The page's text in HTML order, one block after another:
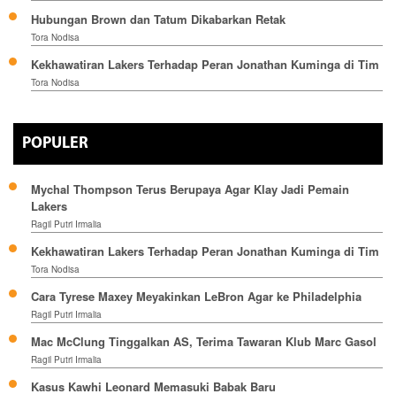
Hubungan Brown dan Tatum Dikabarkan Retak
Tora Nodisa
Kekhawatiran Lakers Terhadap Peran Jonathan Kuminga di Tim
Tora Nodisa
POPULER
Mychal Thompson Terus Berupaya Agar Klay Jadi Pemain
Lakers
Ragil Putri Irmalia
Kekhawatiran Lakers Terhadap Peran Jonathan Kuminga di Tim
Tora Nodisa
Cara Tyrese Maxey Meyakinkan LeBron Agar ke Philadelphia
Ragil Putri Irmalia
Mac McClung Tinggalkan AS, Terima Tawaran Klub Marc Gasol
Ragil Putri Irmalia
Kasus Kawhi Leonard Memasuki Babak Baru